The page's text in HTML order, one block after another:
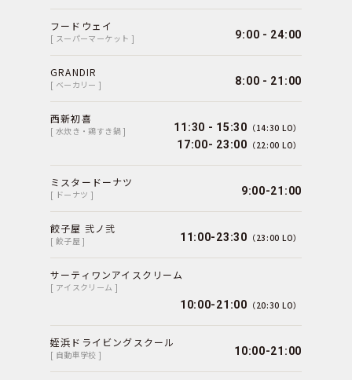
フードウェイ
[ スーパーマーケット ] 9:00 - 24:00
GRANDIR
[ ベーカリー ] 8:00 - 21:00
西新初喜
[ 水炊き・鶏すき鍋 ] 11:30 - 15:30 （14:30 LO）
17:00- 23:00 （22:00 LO）
ミスタードーナツ
[ ドーナツ ] 9:00-21:00
餃子屋 弐ノ弐
[ 餃子屋 ] 11:00-23:30 （23:00 LO）
サーティワンアイスクリーム
[ アイスクリーム ]
10:00-21:00 （20:30 LO）
姪浜ドライビングスクール
[ 自動車学校 ] 10:00-21:00